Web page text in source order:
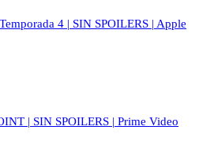
4 | SIN SPOILERS | Apple
| SIN SPOILERS | Prime Video